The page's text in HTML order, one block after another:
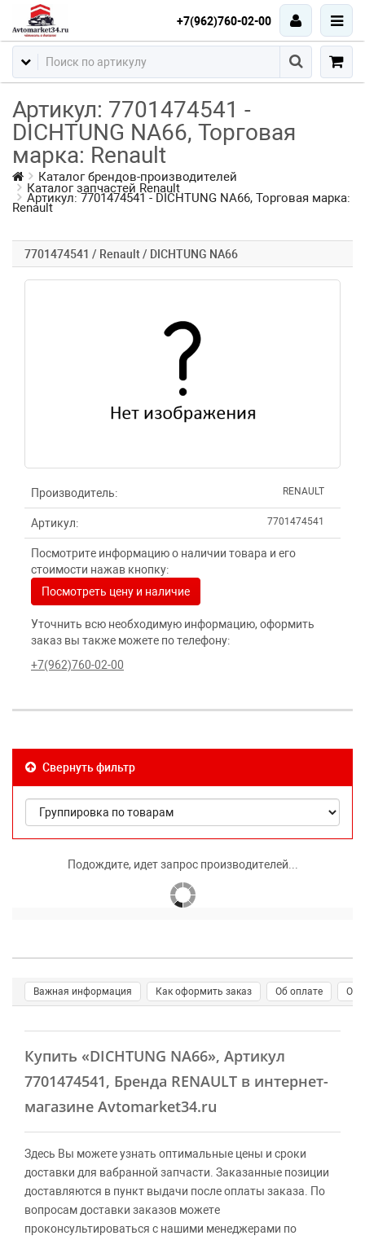
+7(962)760-02-00
Артикул: 7701474541 -
DICHTUNG NA66, Торговая
марка: Renault
Каталог брендов-производителей
Каталог запчастей Renault
Артикул: 7701474541 - DICHTUNG NA66, Торговая марка:
Renault
7701474541 / Renault / DICHTUNG NA66
Производитель: RENAULT
Артикул: 7701474541
Посмотрите информацию о наличии товара и его
стоимости нажав кнопку:
Посмотреть цену и наличие
Уточнить всю необходимую информацию, оформить
заказ вы также можете по телефону:
+7(962)760-02-00
Свернуть фильтр
Подождите, идет запрос производителей...
Важная информация Как оформить заказ Об оплате О
Купить «DICHTUNG NA66», Артикул
7701474541, Бренда RENAULT в интернет-
магазине Avtomarket34.ru
Здесь Вы можете узнать оптимальные цены и сроки
доставки для вабранной запчасти. Заказанные позиции
доставляются в пункт выдачи после оплаты заказа. По
вопросам доставки заказов можете
проконсультироваться с нашими менеджерами по